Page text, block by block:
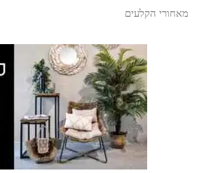
מאחורי הקלעים